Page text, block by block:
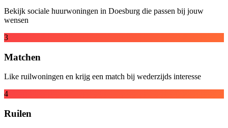
Bekijk sociale huurwoningen in Doesburg die passen bij jouw
wensen
3
Matchen
Like ruilwoningen en krijg een match bij wederzijds interesse
4
Ruilen